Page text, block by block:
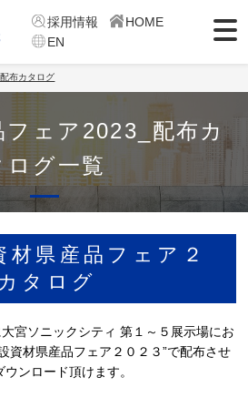
採用情報
HOME
EN
布カタログ
フェア2023_配布カ
ログ一覧
材県産品フェア２
タログ
宮ソニックシティ 第１～５展示場にお
資材県産品フェア２０２３”で配布させ
ンロード頂けます。